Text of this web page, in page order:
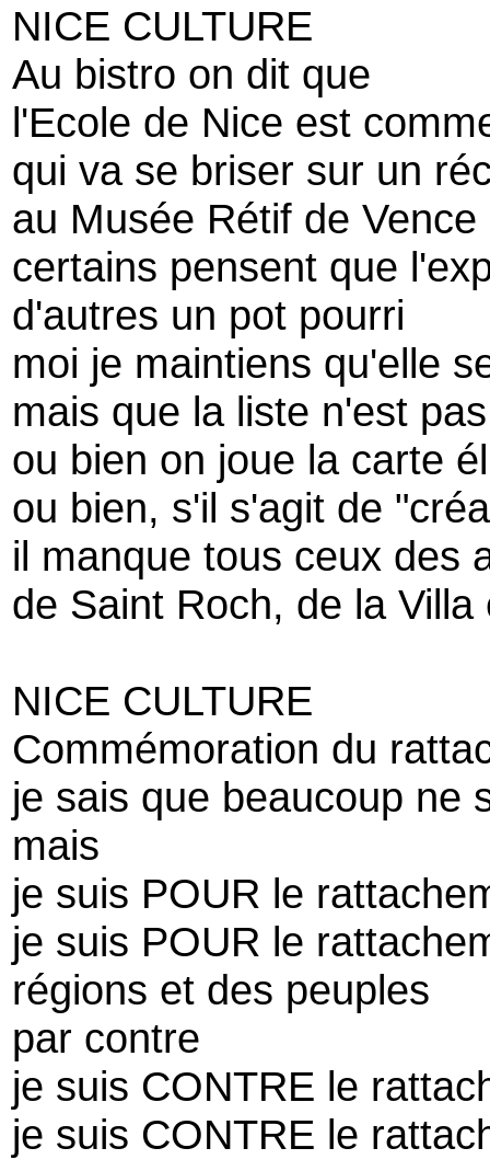
NICE CULTURE
Au bistro on dit que
l'Ecole de Nice est
qui va se briser sur un
au Musée Rétif de Vence
certains pensent que
d'autres un pot pourri
moi je maintiens qu'elle
mais que la liste n'est
ou bien on joue la carte
ou bien, s'il s'agit de
il manque tous ceux des
de Saint Roch, de la Villa
NICE CULTURE
Commémoration du
je sais que beaucoup ne
mais
je suis POUR le
je suis POUR le
régions et des peuples
par contre
je suis CONTRE le
je suis CONTRE le